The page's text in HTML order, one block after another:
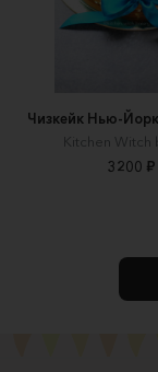
Чизкейк Нью-
Kitchen Witch
3200 ₽